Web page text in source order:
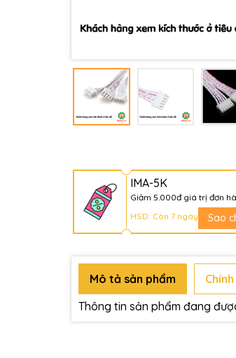
IMA-5K
Giảm 5.000đ giá trị đơn
HSD: Còn 7 ngày
Sao
Mô tả sản phẩm
Thông tin sản phẩm đang